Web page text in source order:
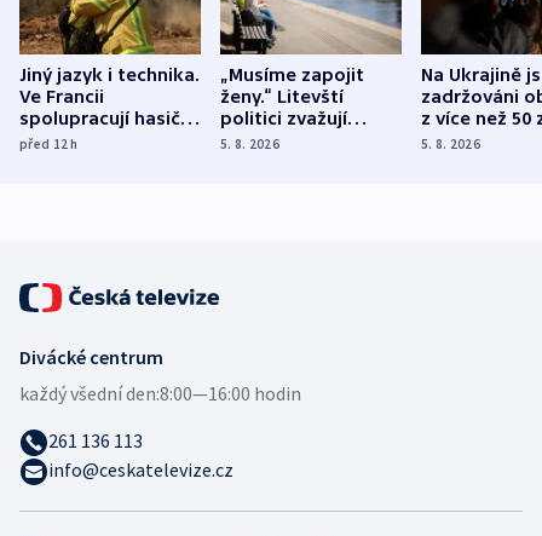
Jiný jazyk i technika.
Ve Francii
spolupracují hasiči z
různých zemí
před 12h
„Musíme zapojit
ženy.“ Litevští
politici zvažují
dohodu o
5. 8. 2026
Na Ukrajině
zadržováni
z více než 50
Bojovali na
5. 8. 2026
Divácké centrum
každý všední den:8:00—16:00 hodin
261 136 113
info@ceskatelevize.cz